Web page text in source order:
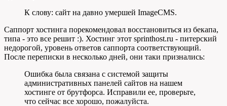
К слову: сайт на давно умершей ImageCMS.
Саппорт хостинга порекомендовал восстановиться из бекапа,
типа - это все решит :). Хостинг этот sprinthost.ru - питерский
недорогой, уровень ответов саппорта соответствующий.
После переписки в несколько дней, они таки признались:
Ошибка была связана с системой защиты
административных панелей сайтов на нашем
хостинге от брутфорса. Исправили ее, проверьте,
что сейчас все хорошо, пожалуйста.